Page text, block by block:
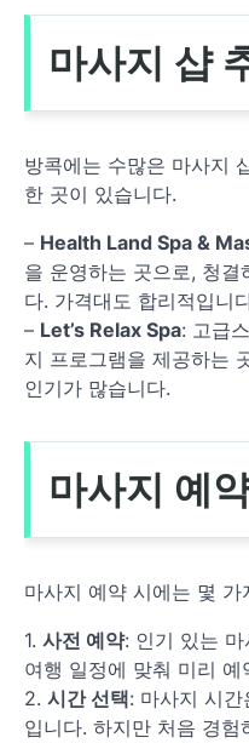
마사지 샵
방콕에는 수많은 마사지
한 곳이 있습니다.
– Health Land Spa &
을 운영하는 곳으로, 청
다. 가격대도 합리적입니
– Let’s Relax Spa: 고급
지 프로그램을 제공하는
인기가 많습니다.
마사지 예
마사지 예약 시에는 몇 가
1. 사전 예약: 인기 있는
여행 일정에 맞춰 미리
2. 시간 선택: 마사지 시
입니다. 하지만 처음 경험